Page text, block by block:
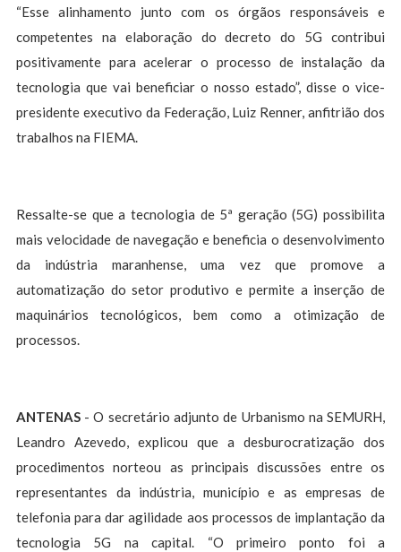
“Esse alinhamento junto com os órgãos responsáveis e
competentes na elaboração do decreto do 5G contribui
positivamente para acelerar o processo de instalação da
tecnologia que vai beneficiar o nosso estado”, disse o vice-
presidente executivo da Federação, Luiz Renner, anfitrião dos
trabalhos na FIEMA.
Ressalte-se que a tecnologia de 5ª geração (5G) possibilita
mais velocidade de navegação e beneficia o desenvolvimento
da indústria maranhense, uma vez que promove a
automatização do setor produtivo e permite a inserção de
maquinários tecnológicos, bem como a otimização de
processos.
ANTENAS - O secretário adjunto de Urbanismo na SEMURH,
Leandro Azevedo, explicou que a desburocratização dos
procedimentos norteou as principais discussões entre os
representantes da indústria, município e as empresas de
telefonia para dar agilidade aos processos de implantação da
tecnologia 5G na capital. “O primeiro ponto foi a